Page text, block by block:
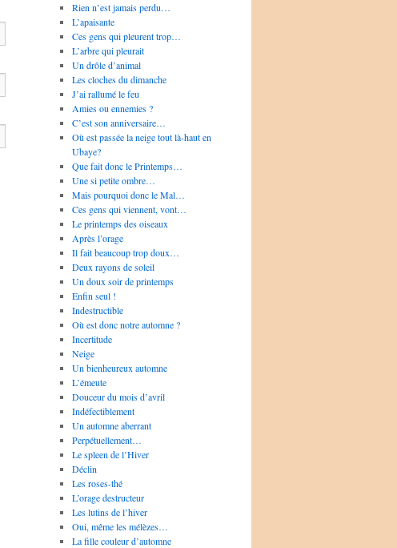
Rien n’est jamais perdu…
L’apaisante
Ces gens qui pleurent trop…
L’arbre qui pleurait
Un drôle d’animal
Les cloches du dimanche
J’ai rallumé le feu
Amies ou ennemies ?
C’est son anniversaire…
Où est passée la neige tout là-haut en
Ubaye?
Que fait donc le Printemps…
Une si petite ombre…
Mais pourquoi donc le Mal…
Ces gens qui viennent, vont…
Le printemps des oiseaux
Après l’orage
Il fait beaucoup trop doux…
Deux rayons de soleil
Un doux soir de printemps
Enfin seul !
Indestructible
Où est donc notre automne ?
Incertitude
Neige
Un bienheureux automne
L’émeute
Douceur du mois d’avril
Indéfectiblement
Un automne aberrant
Perpétuellement…
Le spleen de l’Hiver
Déclin
Les roses-thé
L’orage destructeur
Les lutins de l’hiver
Oui, même les mélèzes…
La fille couleur d’automne